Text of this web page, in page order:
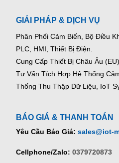
GIẢI PHÁP & DỊCH VỤ
Phân Phối Cảm Biến, Bộ Điều
PLC, HMI, Thiết Bị Điện.
Cung Cấp Thiết Bị Châu Âu
Tư Vấn Tích Hợp Hệ Thống
Thống Thu Thập Dữ Liệu, IoT
BÁO GIÁ & THANH TOÁN
Yêu Cầu Báo Giá: sales@iot-
Cellphone/Zalo: 0379720873